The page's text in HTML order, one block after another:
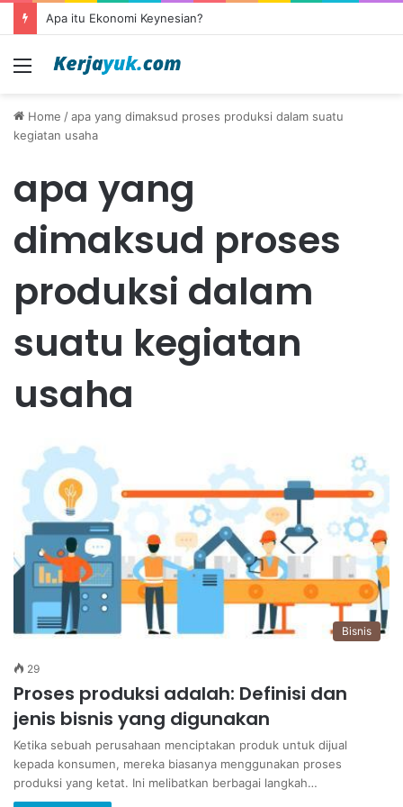
Apa itu Ekonomi Keynesian?
Menu
Home /apa yang dimaksud proses produksi dalam suatu
kegiatan usaha
apa yang
dimaksud proses
produksi dalam
suatu kegiatan
usaha
Bisnis
29
Proses produksi adalah: Definisi dan
jenis bisnis yang digunakan
Ketika sebuah perusahaan menciptakan produk untuk dijual
kepada konsumen, mereka biasanya menggunakan proses
produksi yang ketat. Ini melibatkan berbagai langkah…